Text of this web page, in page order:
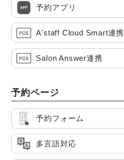
予約アプリ
A'staff Cloud Smart連携
Salon Answer連携
予約ページ
予約フォーム
多言語対応